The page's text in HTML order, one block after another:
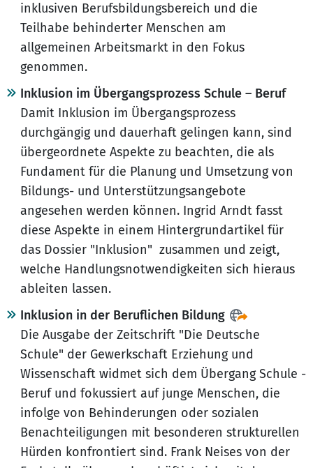
inklusiven Berufsbildungsbereich und die
Teilhabe behinderter Menschen am
allgemeinen Arbeitsmarkt in den Fokus
genommen.
Inklusion im Übergangsprozess Schule – Beruf
Damit Inklusion im Übergangsprozess
durchgängig und dauerhaft gelingen kann, sind
übergeordnete Aspekte zu beachten, die als
Fundament für die Planung und Umsetzung von
Bildungs- und Unterstützungsangebote
angesehen werden können. Ingrid Arndt fasst
diese Aspekte in einem Hintergrundartikel für
das Dossier "Inklusion" zusammen und zeigt,
welche Handlungsnotwendigkeiten sich hieraus
ableiten lassen.
Inklusion in der Beruflichen Bildung
Die Ausgabe der Zeitschrift "Die Deutsche
Schule" der Gewerkschaft Erziehung und
Wissenschaft widmet sich dem Übergang Schule -
Beruf und fokussiert auf junge Menschen, die
infolge von Behinderungen oder sozialen
Benachteiligungen mit besonderen strukturellen
Hürden konfrontiert sind. Frank Neises von der